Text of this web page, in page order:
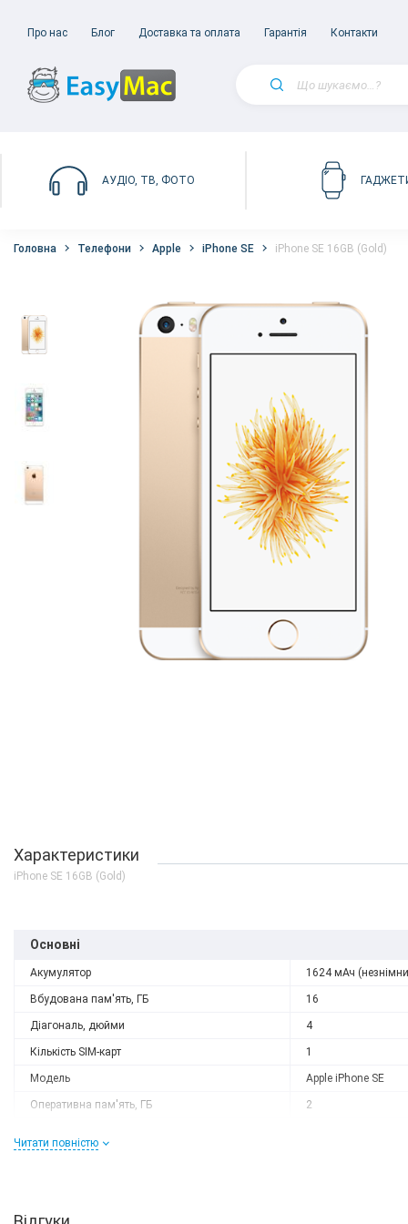
Про нас Блог Доставка та оплата Гарантія Контакти
АУДІО, ТВ, ФОТО
Головна Телефони Apple iPhone SE iPhone SE 16GB (Gold)
Характеристики
iPhone SE 16GB (Gold)
Основні
Акумулятор 1624 мАч
Вбудована пам'ять, ГБ 16
Діагональ, дюйми 4
Кількість SIM-карт 1
Модель Apple iPhone SE
Оперативна пам'ять, ГБ 2
Читати повністю